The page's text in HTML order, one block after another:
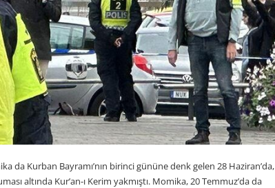
da Kurban Bayramı’nın birinci gününe denk gelen 28 Haziran’da,
altında Kur’an-ı Kerim yakmıştı. Momika, 20 Temmuz’da da